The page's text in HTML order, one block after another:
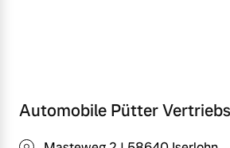
Automobile Pütter